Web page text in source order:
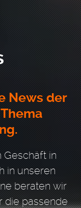
News der
Geschäft in
in unseren
beraten wir
die passende